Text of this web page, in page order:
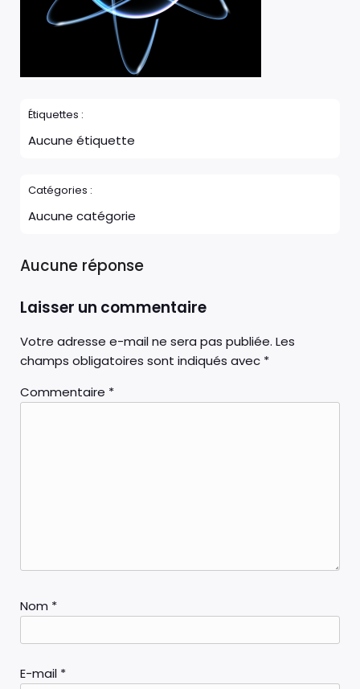
Étiquettes :
Aucune étiquette
Catégories :
Aucune catégorie
Aucune réponse
Laisser un commentaire
Votre adresse e-mail ne sera pas publiée. Les
champs obligatoires sont indiqués avec *
Commentaire *
Nom *
E-mail *